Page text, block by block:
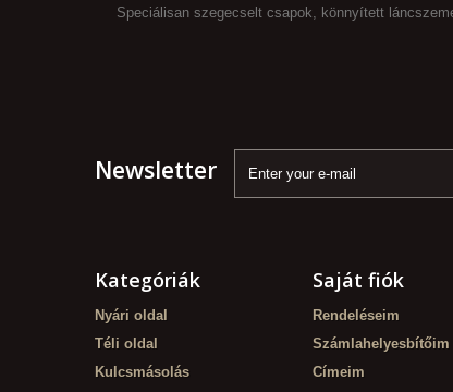
Speciálisan szegecselt csapok, könnyített
Newsletter
Kategóriák
Nyári oldal
Téli oldal
Kulcsmásolás
Saját fiók
Rendeléseim
Számlahelyesbítőim
Címeim